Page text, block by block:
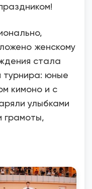
женскому
стала
турнира: юные
кимоно и с
улыбками
грамоты,